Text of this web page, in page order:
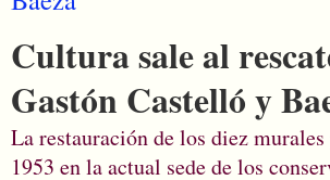
Cultura sale al
Gastón Castelló y
La restauración de los diez
1953 en la actual sede de los